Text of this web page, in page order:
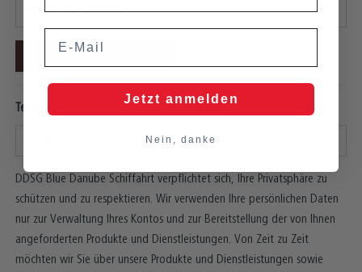
Weitere Reisende Hinzufügen
Telefon Email
DDSG Blue Danube Schiffahrt verpflichtet sich, Ihre Privatsphäre zu
schützen und zu respektieren. Wir verwenden Ihre persönlichen Daten
nur zur Verwaltung Ihres Kontos und zur Bereitstellung der von Ihnen
angeforderten Produkte und Dienstleistungen. Von Zeit zu Zeit
möchten wir Sie über unsere Produkte und Dienstleistungen sowie
Jetzt anmelden
Nein, danke